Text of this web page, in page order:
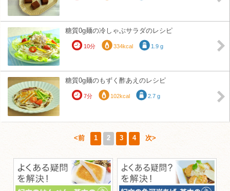
糖質0g麺の冷しゃぶサラダのレシピ
10分 334kcal 1.9 g
糖質0g麺のもずく酢あえのレシピ
7分 102kcal 2.7 g
<前 1 2 3 4 次>